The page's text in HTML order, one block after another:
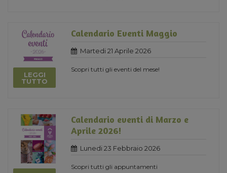
LEGGI
TUTTO
Calendario Eventi Maggio
Martedi 21 Aprile 2026
Scopri tutti gli eventi del mese!
Calendario eventi di Marzo e
Aprile 2026!
Lunedi 23 Febbraio 2026
Scopri tutti gli appuntamenti